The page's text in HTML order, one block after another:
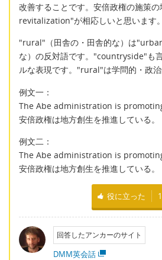
改善することです。安倍政権の施策
revitalization"が相応しいと思います。
"rural"（田舎の・田舎的な）は
な）の反対語です。"countryside"も
ルな表現です。"rural"は学問的・政治
例文一：
The Abe administration is
安倍政権は地方創生を推進している。
例文二：
The Abe administration is
安倍政権は地方創生を推進している。
役に立った
回答したアンカーのサイト
DMM英会話